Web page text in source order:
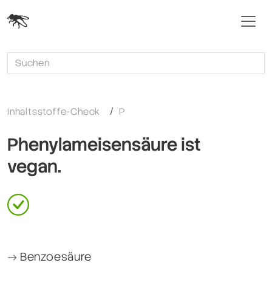
Inhaltsstoffe-Check P
Phenylameisensäure ist
vegan.
Benzoesäure